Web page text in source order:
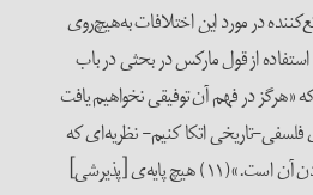
در مورد این اختلافات به‌هیچ‌روی
از قول مارکس در بحثی در باب
در فهم آن توفیقی نخواهیم یافت
فلسفی-تاریخی اتکا کنیم- نظریه‌ای که
ویژگی اصلی‌اش فراتاریخی بودن آن است.»(۱۱) هیچ پایه‌ی [پذیرشی]